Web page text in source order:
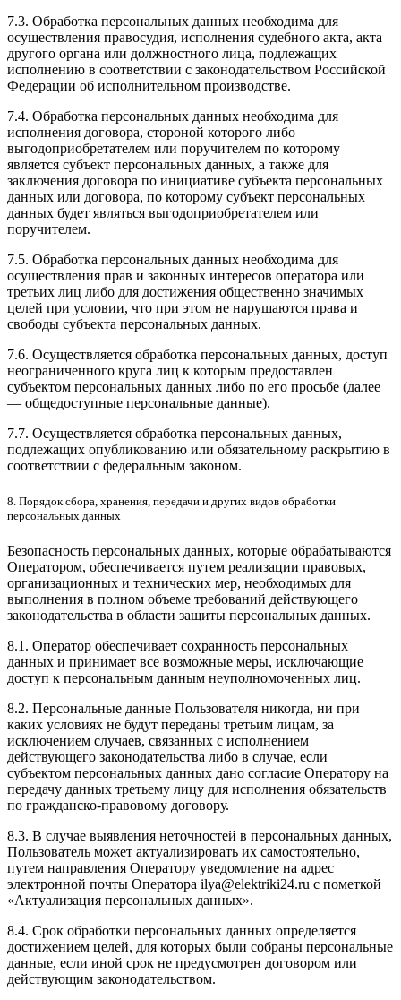
7.3. Обработка персональных данных необходима для
осуществления правосудия, исполнения судебного акта, акта
другого органа или должностного лица, подлежащих
исполнению в соответствии с законодательством Российской
Федерации об исполнительном производстве.
7.4. Обработка персональных данных необходима для
исполнения договора, стороной которого либо
выгодоприобретателем или поручителем по которому
является субъект персональных данных, а также для
заключения договора по инициативе субъекта персональных
данных или договора, по которому субъект персональных
данных будет являться выгодоприобретателем или
поручителем.
7.5. Обработка персональных данных необходима для
осуществления прав и законных интересов оператора или
третьих лиц либо для достижения общественно значимых
целей при условии, что при этом не нарушаются права и
свободы субъекта персональных данных.
7.6. Осуществляется обработка персональных данных, доступ
неограниченного круга лиц к которым предоставлен
субъектом персональных данных либо по его просьбе (далее
— общедоступные персональные данные).
7.7. Осуществляется обработка персональных данных,
подлежащих опубликованию или обязательному раскрытию в
соответствии с федеральным законом.
8. Порядок сбора, хранения, передачи и других видов обработки
персональных данных
Безопасность персональных данных, которые обрабатываются
Оператором, обеспечивается путем реализации правовых,
организационных и технических мер, необходимых для
выполнения в полном объеме требований действующего
законодательства в области защиты персональных данных.
8.1. Оператор обеспечивает сохранность персональных
данных и принимает все возможные меры, исключающие
доступ к персональным данным неуполномоченных лиц.
8.2. Персональные данные Пользователя никогда, ни при
каких условиях не будут переданы третьим лицам, за
исключением случаев, связанных с исполнением
действующего законодательства либо в случае, если
субъектом персональных данных дано согласие Оператору на
передачу данных третьему лицу для исполнения обязательств
по гражданско-правовому договору.
8.3. В случае выявления неточностей в персональных данных,
Пользователь может актуализировать их самостоятельно,
путем направления Оператору уведомление на адрес
электронной почты Оператора ilya@elektriki24.ru с пометкой
«Актуализация персональных данных».
8.4. Срок обработки персональных данных определяется
достижением целей, для которых были собраны персональные
данные, если иной срок не предусмотрен договором или
действующим законодательством.